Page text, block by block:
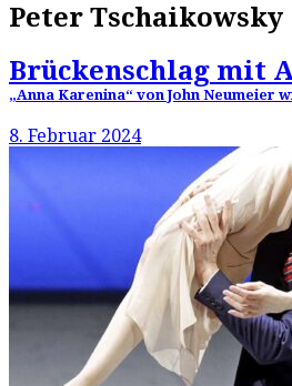
Peter Tschaikowsky
Brückenschlag mit
„Anna Karenina“ von John
8. Februar 2024